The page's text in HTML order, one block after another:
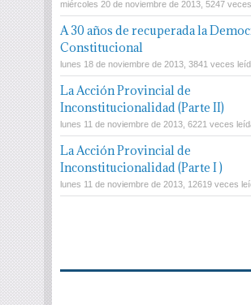
miércoles 20 de noviembre de 2013, 5247
A 30 años de recuperada la
Constitucional
lunes 18 de noviembre de 2013, 3841 veces
La Acción Provincial de
Inconstitucionalidad (Parte II)
lunes 11 de noviembre de 2013, 6221 veces
La Acción Provincial de
Inconstitucionalidad (Parte I )
lunes 11 de noviembre de 2013, 12619 veces